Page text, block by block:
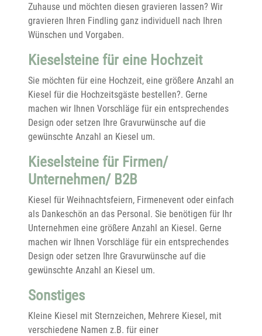
Zuhause und möchten diesen gravieren lassen? Wir
gravieren Ihren Findling ganz individuell nach Ihren
Wünschen und Vorgaben.
Kieselsteine für eine Hochzeit
Sie möchten für eine Hochzeit, eine größere Anzahl an
Kiesel für die Hochzeitsgäste bestellen?. Gerne
machen wir Ihnen Vorschläge für ein entsprechendes
Design oder setzen Ihre Gravurwünsche auf die
gewünschte Anzahl an Kiesel um.
Kieselsteine für Firmen/
Unternehmen/ B2B
Kiesel für Weihnachtsfeiern, Firmenevent oder einfach
als Dankeschön an das Personal. Sie benötigen für Ihr
Unternehmen eine größere Anzahl an Kiesel. Gerne
machen wir Ihnen Vorschläge für ein entsprechendes
Design oder setzen Ihre Gravurwünsche auf die
gewünschte Anzahl an Kiesel um.
Sonstiges
Kleine Kiesel mit Sternzeichen, Mehrere Kiesel, mit
verschiedene Namen z.B. für einer